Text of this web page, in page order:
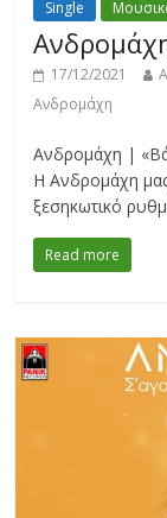
Single
17/12/2021
Ανδρομάχη
Ανδρομάχη |
Η Ανδρομάχη
ξεσηκωτικό
Read more